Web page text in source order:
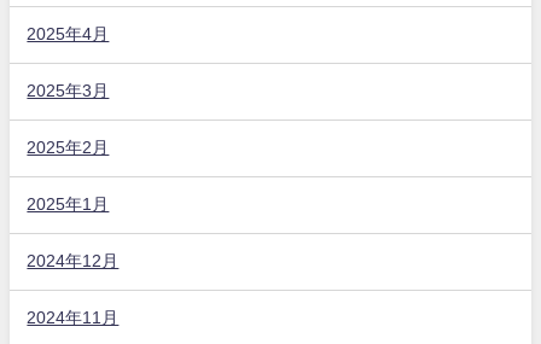
2025年4月
2025年3月
2025年2月
2025年1月
2024年12月
2024年11月